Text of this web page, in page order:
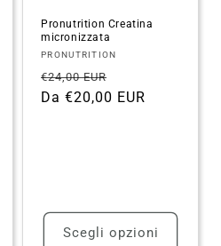
Pronutrition Creatina
micronizzata
Fornitore:
PRONUTRITION
Prezzo
di
€24,00 EUR
scontato
Da €20,00 EUR
Scegli opzioni